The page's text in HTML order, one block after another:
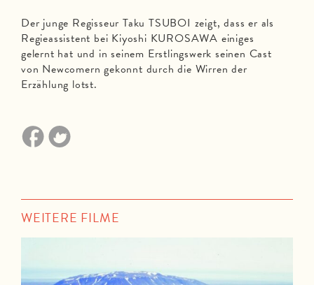
Der junge Regisseur Taku TSUBOI zeigt, dass er als
Regieassistent bei Kiyoshi KUROSAWA einiges
gelernt hat und in seinem Erstlingswerk seinen Cast
von Newcomern gekonnt durch die Wirren der
Erzählung lotst.
WEITERE FILME